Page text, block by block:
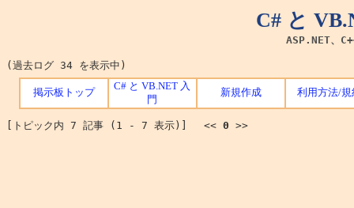
C# と
ASP.NET、
(過去ログ 34 を表示中)
掲示板トップ
C# と VB.NET 入
門
新規作成 利用方法/規
[トピック内 7 記事 (1 - 7 表示)] << 0 >>